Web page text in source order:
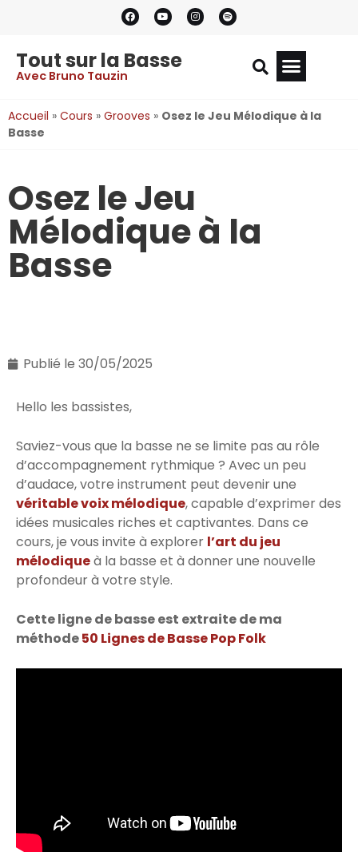
Tout sur la Basse
Avec Bruno Tauzin
Accueil » Cours » Grooves » Osez le Jeu Mélodique à la
Basse
Osez le Jeu
Mélodique à la
Basse
Publié le 30/05/2025
Hello les bassistes,
Saviez-vous que la basse ne se limite pas au rôle
d’accompagnement rythmique ? Avec un peu
d’audace, votre instrument peut devenir une
véritable voix mélodique, capable d’exprimer des
idées musicales riches et captivantes. Dans ce
cours, je vous invite à explorer l’art du jeu
mélodiqueà la basse et à donner une nouvelle
profondeur à votre style.
Cette ligne de basse est extraite de ma
méthode50 Lignes de Basse Pop Folk